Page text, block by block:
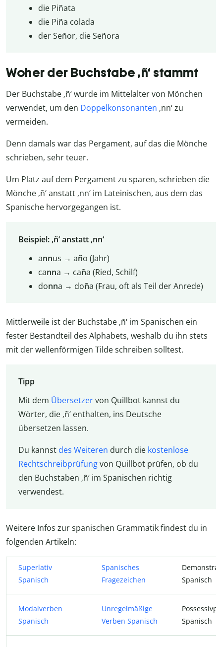
die Piñata
die Piña colada
der Señor, die Señora
Woher der Buchstabe ‚ñ‘ stammt
Der Buchstabe ‚ñ‘ wurde im Mittelalter von Mönchen
verwendet, um den Doppelkonsonanten ‚nn‘ zu
vermeiden.
Denn damals war das Pergament, auf das die Mönche
schrieben, sehr teuer.
Um Platz auf dem Pergament zu sparen, schrieben die
Mönche ‚ñ‘ anstatt ‚nn‘ im Lateinischen, aus dem das
Spanische hervorgegangen ist.
Beispiel: ‚ñ‘ anstatt ‚nn‘
annus → año (Jahr)
canna → caña (Ried, Schilf)
donna → doña (Frau, oft als Teil der Anrede)
Mittlerweile ist der Buchstabe ‚ñ‘ im Spanischen ein
fester Bestandteil des Alphabets, weshalb du ihn stets
mit der wellenförmigen Tilde schreiben solltest.
Tipp
Mit dem Übersetzervon Quillbot kannst du
Wörter, die ‚ñ‘ enthalten, ins Deutsche
übersetzen lassen.
Du kannst des Weiteren durch die kostenlose
Rechtschreibprüfungvon Quillbot prüfen, ob du
den Buchstaben ‚ñ‘ im Spanischen richtig
verwendest.
Weitere Infos zur spanischen Grammatik findest du in
folgenden Artikeln:
Superlativ
Spanisch
Spanisches
Fragezeichen
Spanisch
Modalverben
Spanisch
Unregelmäßige
Verben Spanisch
Spanisch